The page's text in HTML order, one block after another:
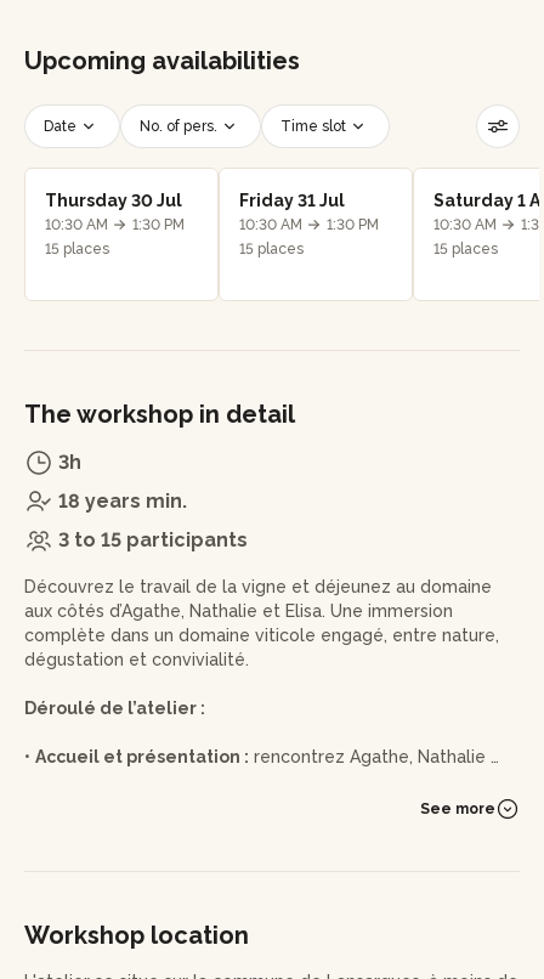
Upcoming availabilities
Date No. of pers. Time slot
Reset filters
Thursday 30 Jul
10:30 AM
1:30 PM
15 places
Friday 31 Jul
10:30 AM
1:30 PM
15 places
Saturday 1
10:30 AM
15 places
The workshop in detail
3h
18 years min.
3 to 15 participants
Découvrez le travail de la vigne et déjeunez au domaine
aux côtés d’Agathe, Nathalie et Elisa. Une immersion
complète dans un domaine viticole engagé, entre nature,
dégustation et convivialité.
Déroulé de l’atelier :
• Accueil et présentation : rencontrez Agathe, Nathalie et
travail de la vigne ainsi que les pratiques agricoles du
Dégustation des produits du domaine :
See more
Workshop location